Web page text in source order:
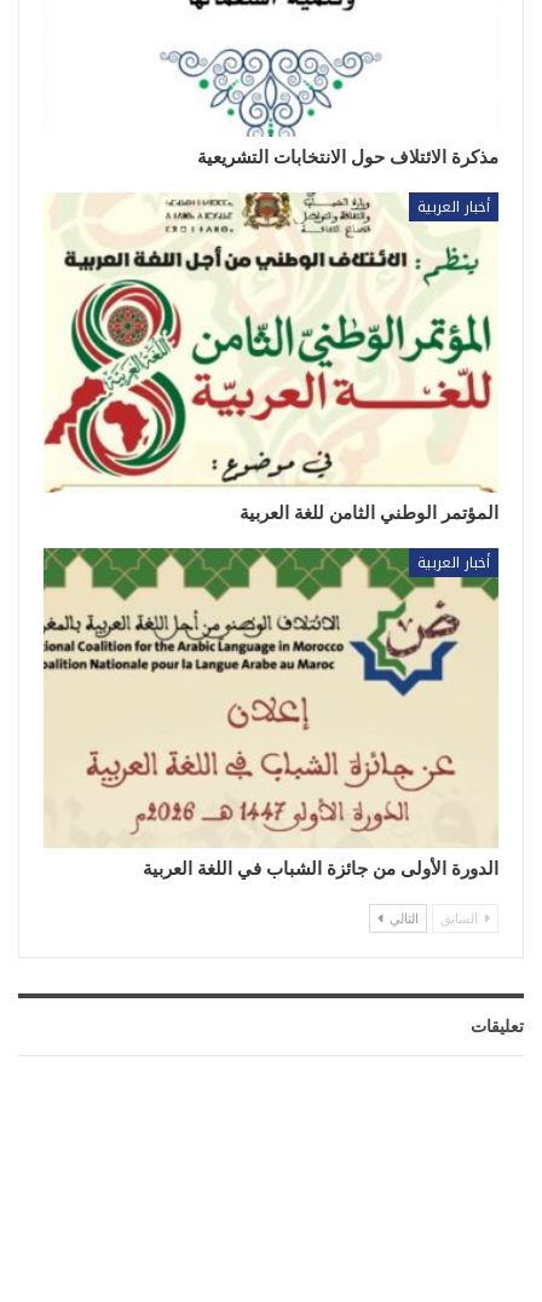
مذكرة الائتلاف حول الانتخابات التشريعية
أخبار العربية
المؤتمر الوطني الثامن للغة العربية
أخبار العربية
الدورة الأولى من جائزة الشباب في اللغة العربية
السابق التالي
تعليقات